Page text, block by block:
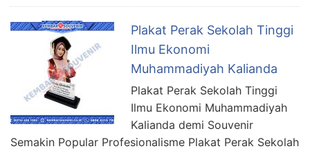
Plakat Perak Sekolah Tinggi
Ilmu Ekonomi
Muhammadiyah Kalianda
Plakat Perak Sekolah Tinggi
Ilmu Ekonomi Muhammadiyah
Kalianda demi Souvenir
Semakin Popular Profesionalisme Plakat Perak Sekolah